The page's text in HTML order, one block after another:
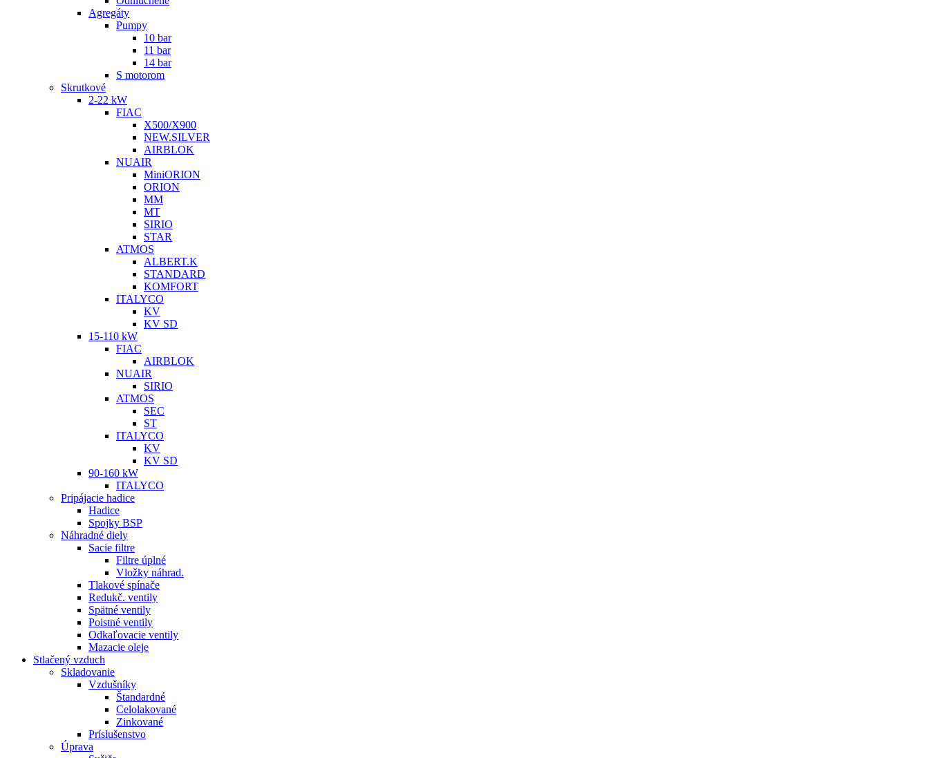
Agregáty
Pumpy
10 bar
11 bar
14 bar
S motorom
Skrutkové
2-22 kW
FIAC
X500/X900
NEW.SILVER
AIRBLOK
NUAIR
MiniORION
ORION
MM
MT
SIRIO
STAR
ATMOS
ALBERT.K
STANDARD
KOMFORT
ITALYCO
KV
KV SD
15-110 kW
FIAC
AIRBLOK
NUAIR
SIRIO
ATMOS
SEC
ST
ITALYCO
KV
KV SD
90-160 kW
ITALYCO
Pripájacie hadice
Hadice
Spojky BSP
Náhradné diely
Sacie filtre
Filtre úplné
Vložky náhrad.
Tlakové spínače
Redukč. ventily
Spätné ventily
Poistné ventily
Odkaľovacie ventily
Mazacie oleje
Stlačený vzduch
Skladovanie
Vzdušníky
Štandardné
Celolakované
Zinkované
Príslušenstvo
Úprava